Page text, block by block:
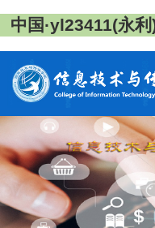
中国·yl23411(永